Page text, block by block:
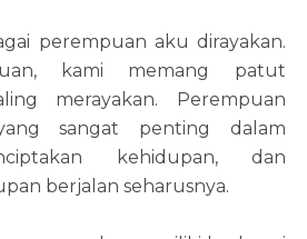
perempuan aku dirayakan.
kami memang patut
merayakan. Perempuan
sangat penting dalam
kehidupan, dan
berjalan seharusnya.